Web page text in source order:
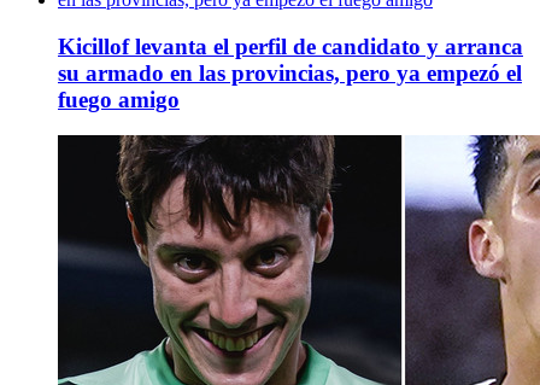
Kicillof levanta el perfil de candidato y arranca
su armado en las provincias, pero ya empezó el
fuego amigo